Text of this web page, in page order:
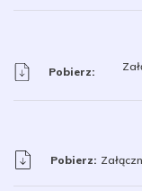
Pobierz:
Pobierz: